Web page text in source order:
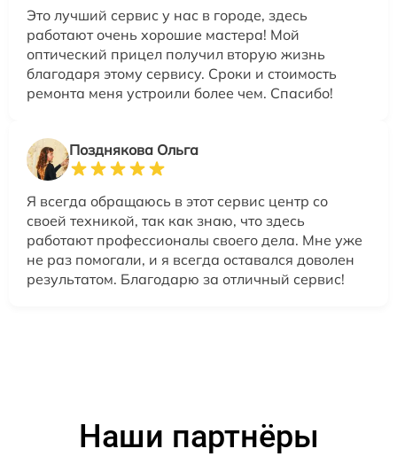
Это лучший сервис у нас в городе, здесь
работают очень хорошие мастера! Мой
оптический прицел получил вторую жизнь
благодаря этому сервису. Сроки и стоимость
ремонта меня устроили более чем. Спасибо!
Позднякова Ольга
Я всегда обращаюсь в этот сервис центр со
своей техникой, так как знаю, что здесь
работают профессионалы своего дела. Мне уже
не раз помогали, и я всегда оставался доволен
результатом. Благодарю за отличный сервис!
Наши партнёры